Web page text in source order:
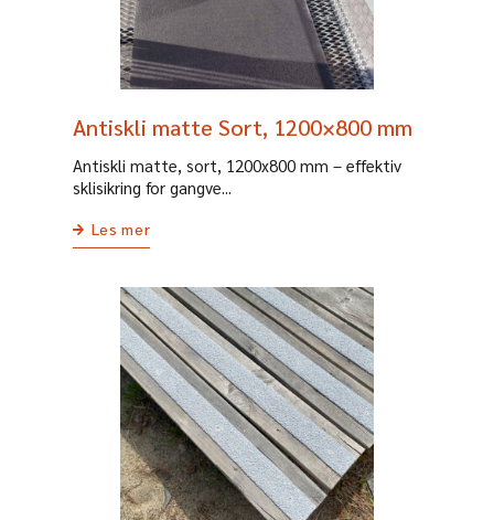
Antiskli matte Sort, 1200×800 mm
Antiskli matte, sort, 1200x800 mm – effektiv
sklisikring for gangve...
Les mer